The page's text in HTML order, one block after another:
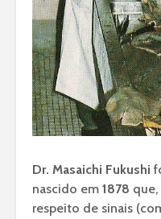
Dr. Masaichi Fukushi
nascido em 1878
respeito de sinais